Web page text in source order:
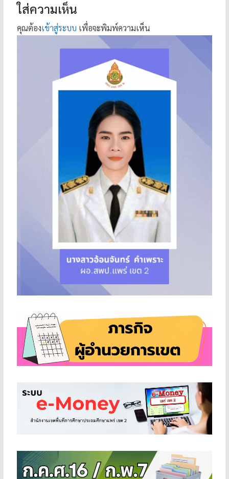
ใส่ความเห็น
คุณต้องเข้าสู่ระบบ เพื่อจะพิมพ์ความเห็น